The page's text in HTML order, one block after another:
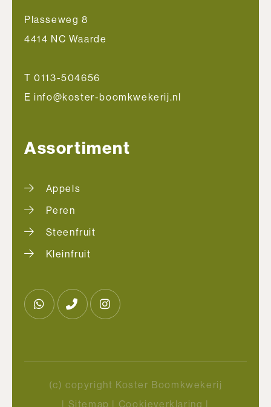
Plasseweg 8
4414 NC Waarde
T 0113-504656
E info@koster-boomkwekerij.nl
Assortiment
Appels
Peren
Steenfruit
Kleinfruit
(c) copyright Koster Boomkwekerij
Sitemap Cookieverklaring